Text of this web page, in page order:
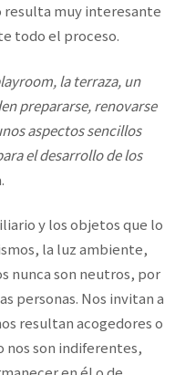
resulta muy interesante
todo el proceso.
la terraza, un
prepararse, renovarse
aspectos sencillos
el desarrollo de los
y los objetos que lo
la luz ambiente,
nunca son neutros, por
personas. Nos invitan a
resultan acogedores o
nos son indiferentes,